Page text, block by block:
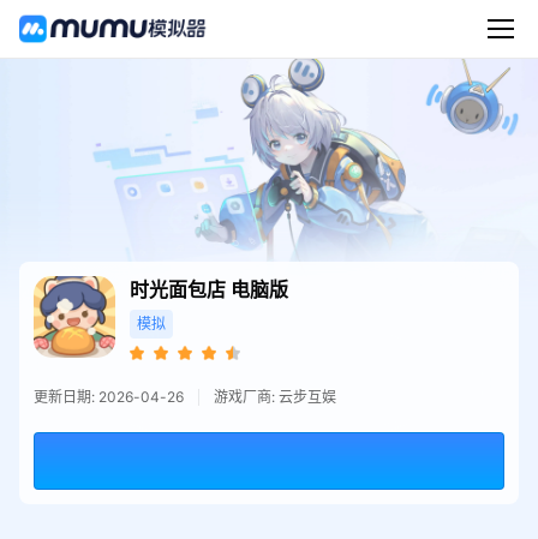
时光面包店 电脑版
模拟
更新日期: 2026-04-26 游戏厂商: 云步互娱